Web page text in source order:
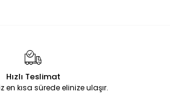
Hızlı Teslimat
en kısa sürede elinize ulaşır.